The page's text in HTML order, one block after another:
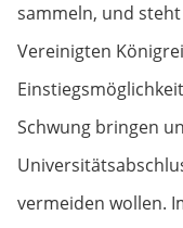
sammeln, und
Vereinigten
Schwung bringen
vermeiden wollen.